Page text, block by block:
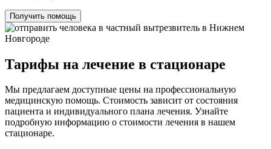
Получить помощь
Тарифы на лечение в стационаре
Мы предлагаем доступные цены на профессиональную
медицинскую помощь. Стоимость зависит от состояния
пациента и индивидуального плана лечения. Узнайте
подробную информацию о стоимости лечения в нашем
стационаре.